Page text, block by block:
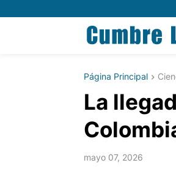
Página Principal
La
mayo 07, 2026